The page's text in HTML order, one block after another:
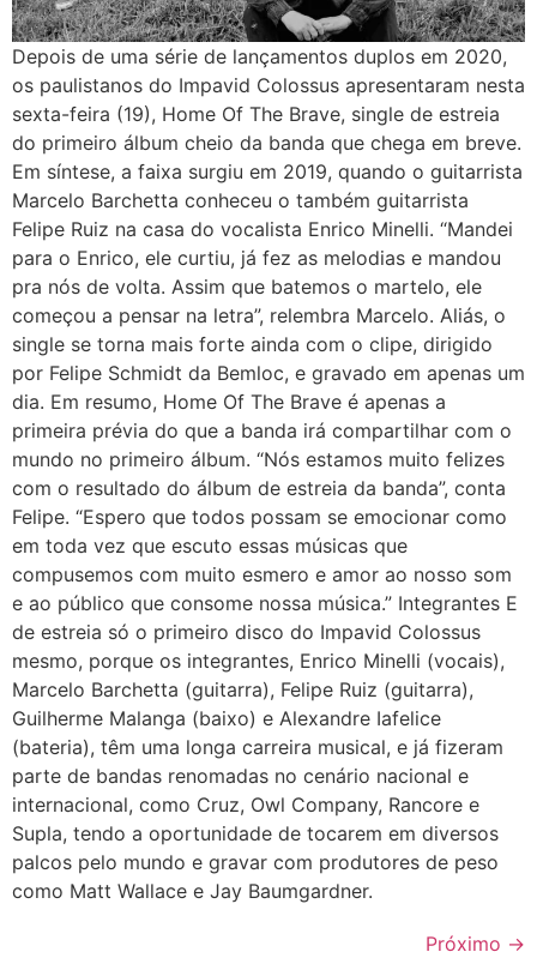
Depois de uma série de lançamentos duplos em 2020,
os paulistanos do Impavid Colossus apresentaram nesta
sexta-feira (19), Home Of The Brave, single de estreia
do primeiro álbum cheio da banda que chega em breve.
Em síntese, a faixa surgiu em 2019, quando o guitarrista
Marcelo Barchetta conheceu o também guitarrista
Felipe Ruiz na casa do vocalista Enrico Minelli. “Mandei
para o Enrico, ele curtiu, já fez as melodias e mandou
pra nós de volta. Assim que batemos o martelo, ele
começou a pensar na letra”, relembra Marcelo. Aliás, o
single se torna mais forte ainda com o clipe, dirigido
por Felipe Schmidt da Bemloc, e gravado em apenas um
dia. Em resumo, Home Of The Brave é apenas a
primeira prévia do que a banda irá compartilhar com o
mundo no primeiro álbum. “Nós estamos muito felizes
com o resultado do álbum de estreia da banda”, conta
Felipe. “Espero que todos possam se emocionar como
em toda vez que escuto essas músicas que
compusemos com muito esmero e amor ao nosso som
e ao público que consome nossa música.” Integrantes E
de estreia só o primeiro disco do Impavid Colossus
mesmo, porque os integrantes, Enrico Minelli (vocais),
Marcelo Barchetta (guitarra), Felipe Ruiz (guitarra),
Guilherme Malanga (baixo) e Alexandre Iafelice
(bateria), têm uma longa carreira musical, e já fizeram
parte de bandas renomadas no cenário nacional e
internacional, como Cruz, Owl Company, Rancore e
Supla, tendo a oportunidade de tocarem em diversos
palcos pelo mundo e gravar com produtores de peso
como Matt Wallace e Jay Baumgardner.
Próximo →